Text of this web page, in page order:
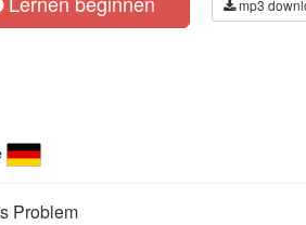
mp3
Problem